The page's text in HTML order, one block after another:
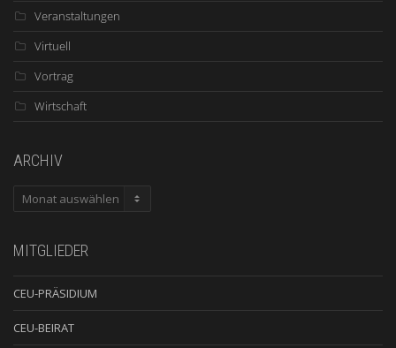
Veranstaltungen
Virtuell
Vortrag
Wirtschaft
ARCHIV
ARCHIV
MITGLIEDER
CEU-PRÄSIDIUM
CEU-BEIRAT